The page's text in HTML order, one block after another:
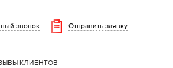
звонок Отправить заявку
КЛИЕНТОВ